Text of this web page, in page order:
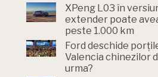
XPeng L03 în
extender poate
peste 1.000 km
Ford deschide
Valencia chinezilor
urma?